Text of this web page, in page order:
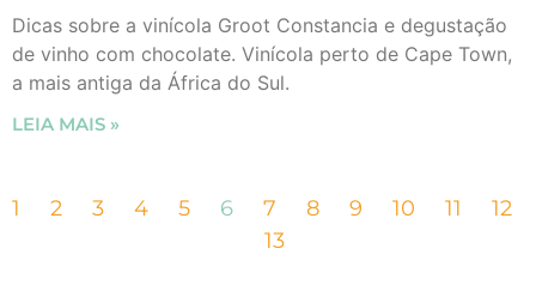
Dicas sobre a vinícola Groot Constancia e degustação
de vinho com chocolate. Vinícola perto de Cape Town,
a mais antiga da África do Sul.
LEIA MAIS »
1 2 3 4 5 6 7 8 9 10 11
12
13